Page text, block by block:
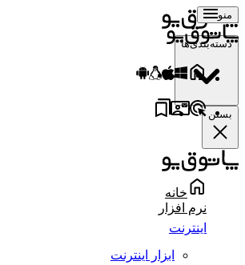
منو
دسته‌بندی‌ها
بستن
خانه
نرم افزار
اینترنت
ابزار اینترنت